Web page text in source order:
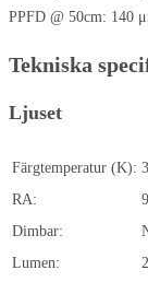
PPFD @ 50cm: 140
Tekniska
Ljuset
Färgtemperatur (K):
RA:
Dimbar:
Lumen: